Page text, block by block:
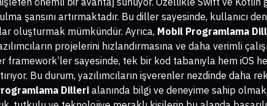
şansını artırmaktadır. Bu diller sayesinde, kullanıcı
oluşturmak mümkündür. Ayrıca, Mobil Programlama
projelerini hızlandırmasına ve daha verimli
sayesinde, tek bir kod tabanıyla hem iOS
Bu durum, yazılımcıların işverenler nezdinde daha
Dilleri alanında bilgi ve deneyime sahip